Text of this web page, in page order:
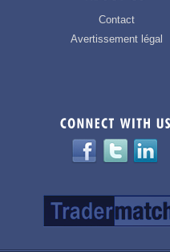
Contact
Avertissement légal